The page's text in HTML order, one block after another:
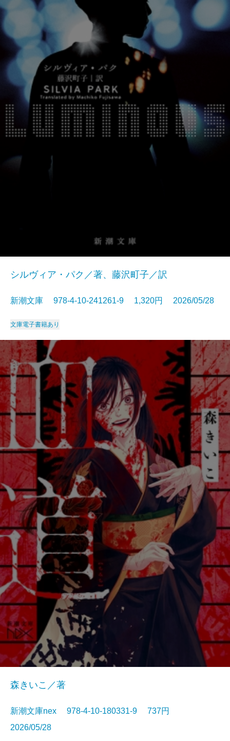
シルヴィア・パク／著、藤沢町子／訳
新潮文庫 978-4-10-241261-9 1,320円 2026/05/28
文庫電子書籍あり
森きいこ／著
新潮文庫nex 978-4-10-180331-9 737円
2026/05/28